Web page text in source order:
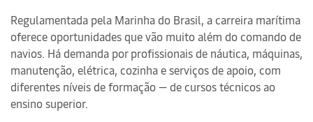
Regulamentada pela Marinha do Brasil, a carreira marítima
oferece oportunidades que vão muito além do comando de
navios. Há demanda por profissionais de náutica, máquinas,
manutenção, elétrica, cozinha e serviços de apoio, com
diferentes níveis de formação — de cursos técnicos ao
ensino superior.